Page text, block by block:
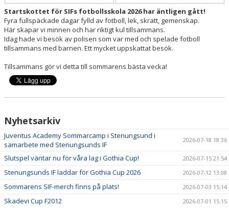
SPONSORER "TREKRONORSMATCHEN" 2026
KONTAKT
Startskottet för SIFs fotbollsskola 2026 har äntligen gått!
Fyra fullspäckade dagar fylld av fotboll, lek, skratt, gemenskap.
Här skapar vi minnen och har riktigt kul tillsammans.
Idag hade vi besök av polisen som var med och spelade fotboll
tillsammans med barnen. Ett mycket uppskattat besök.
Tillsammans gör vi detta till sommarens bästa vecka!
Nyhetsarkiv
Juventus Academy Sommarcamp i Stenungsund i
samarbete med Stenungsunds IF
2026-07-18 18:36
Slutspel väntar nu för våra lag i Gothia Cup! 2026-07-15 21:54
Stenungsunds IF laddar för Gothia Cup 2026 2026-07-12 13:08
Sommarens SIF-merch finns på plats! 2026-07-03 15:14
Skadevi Cup F2012 2026-07-01 15:15